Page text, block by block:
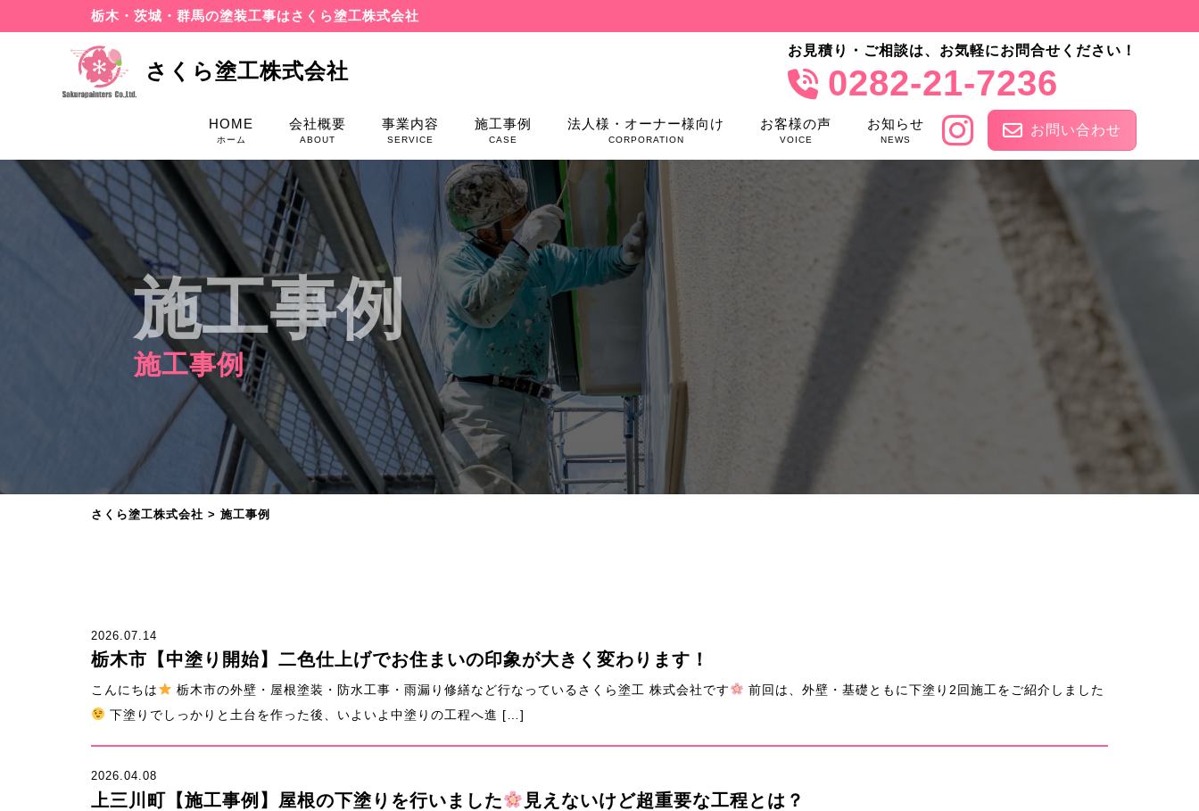
栃木・茨城・群馬の塗装工事はさくら塗工株式会社
さくら塗工株式会社
お見積り・ご相談は、お気軽にお問合せください！
0282-21-7236
HOME
ホーム
会社概要
ABOUT
事業内容
SERVICE
施工事例
CASE
法人様・オーナー様向け
CORPORATION
お客様の声
VOICE
お知らせ
NEWS
お問い合わせ
施工事例
施工事例
さくら塗工株式会社 > 施工事例
2026.07.14
栃木市【中塗り開始】二色仕上げでお住まいの印象が大きく変わります！
こんにちは 栃木市の外壁・屋根塗装・防水工事・雨漏り修繕など行なっているさくら塗工 株式会社です
前回は、外壁・基礎ともに下塗り2回施工をご紹介しました
下塗りでしっかりと土台を作った後、いよいよ中塗りの工程へ進 […]
2026.04.08
上三川町【施工事例】屋根の下塗りを行いました 見えないけど超重要な工程とは？